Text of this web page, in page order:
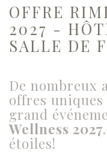
OFFRE
2027 -
SALLE DE
De nombreux
offres
grand
Wellness 2027
étoiles!